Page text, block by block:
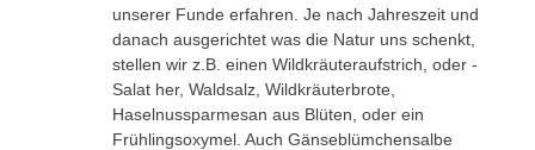
unserer Funde erfahren. Je nach Jahreszeit und
danach ausgerichtet was die Natur uns schenkt,
stellen wir z.B. einen Wildkräuteraufstrich, oder -
Salat her, Waldsalz, Wildkräuterbrote,
Haselnussparmesan aus Blüten, oder ein
Frühlingsoxymel. Auch Gänseblümchensalbe